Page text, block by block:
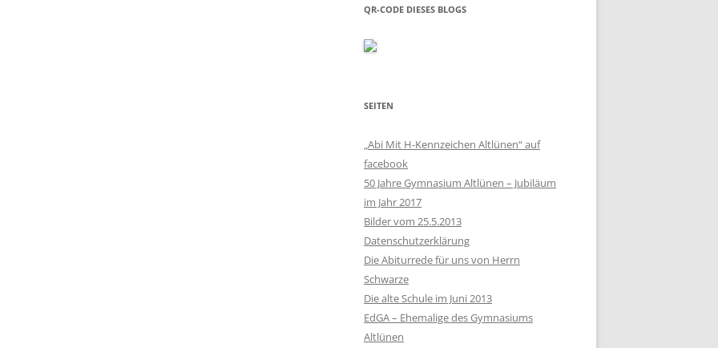
QR-CODE DIESES BLOGS
SEITEN
„Abi Mit H-Kennzeichen Altlünen“ auf
facebook
50 Jahre Gymnasium Altlünen – Jubiläum
im Jahr 2017
Bilder vom 25.5.2013
Datenschutzerklärung
Die Abiturrede für uns von Herrn
Schwarze
Die alte Schule im Juni 2013
EdGA – Ehemalige des Gymnasiums
Altlünen